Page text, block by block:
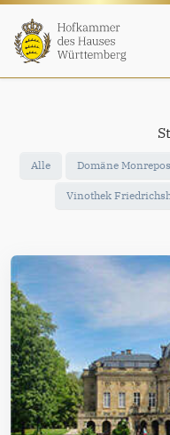
Alle Domäne Monrepos
Vinothek